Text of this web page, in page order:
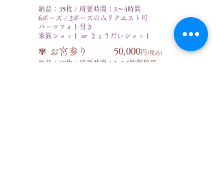
納品：35枚 / 所要時間：3〜4時間
6ポーズ / 2ポーズのみリクエスト可
パーツフォト付き
​家族ショット or きょうだいショット
✾ お宮参り 50,000 円​(税込)
納品：60枚 / 所要時間：1~1.5時間程度